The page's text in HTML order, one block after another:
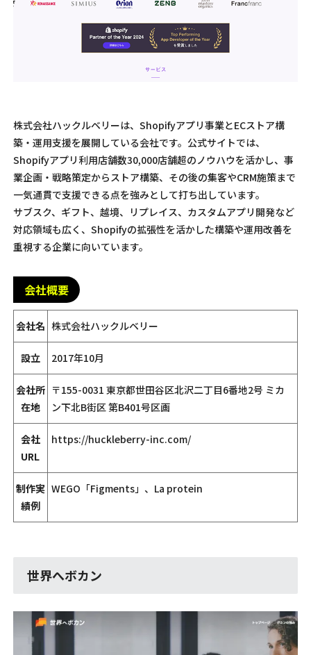
株式会社ハックルベリーは、Shopifyアプリ事業とECストア構
築・運用支援を展開している会社です。公式サイトでは、
Shopifyアプリ利用店舗数30,000店舗超のノウハウを活かし、事
業企画・戦略策定からストア構築、その後の集客やCRM施策まで
一気通貫で支援できる点を強みとして打ち出しています。
サブスク、ギフト、越境、リプレイス、カスタムアプリ開発など
対応領域も広く、Shopifyの拡張性を活かした構築や運用改善を
重視する企業に向いています。
会社概要
会社名 株式会社ハックルベリー
設立 2017年10月
会社所
在地
〒155-0031 東京都世田谷区北沢二丁目6番地2号 ミカ
ン下北B街区 第B401号区画
会社
URL
https://huckleberry-inc.com/
制作実
績例
WEGO「Figments」、La protein
世界へボカン